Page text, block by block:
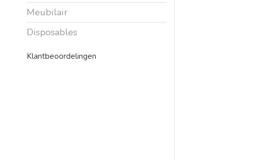
Meubilair
Disposables
Klantbeoordelingen